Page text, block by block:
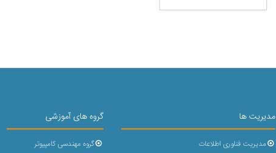
مدیریت ها
مدیریت فناوری اطلاعات
گروه های آموزشی
گروه مهندسی کامپیوتر